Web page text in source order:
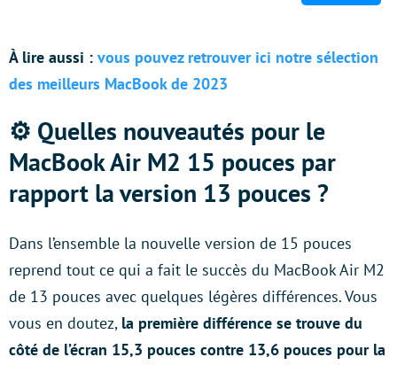
À lire aussi : vous pouvez retrouver ici notre sélection
des meilleurs MacBook de 2023
⚙️ Quelles nouveautés pour le
MacBook Air M2 15 pouces par
rapport la version 13 pouces ?
Dans l’ensemble la nouvelle version de 15 pouces
reprend tout ce qui a fait le succès du MacBook Air M2
de 13 pouces avec quelques légères différences. Vous
vous en doutez, la première différence se trouve du
côté de l’écran 15,3 pouces contre 13,6 pouces pour la